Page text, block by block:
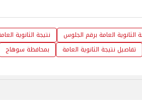
الثانوية العامة برقم الجلوس نتيجة الثانوية
تفاصيل نتيجة الثانوية العامة بمحافظة سوهاج